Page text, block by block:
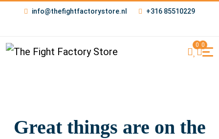
info@thefightfactorystore.nl +316 85510229
0 0
Great things are on the